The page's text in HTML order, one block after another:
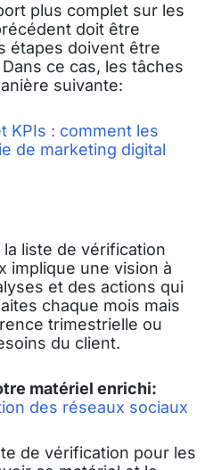
plus complet sur les
doit être
étapes doivent être
ce cas, les tâches
suivante:
KPIs : comment les
de marketing digital
liste de vérification
implique une vision à
et des actions qui
chaque mois mais
trimestrielle ou
du client.
matériel enrichi:
des réseaux sociaux
de vérification pour les